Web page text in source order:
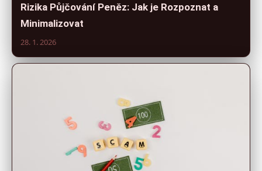
Rizika Půjčování Peněz: Jak je Rozpoznat a
Minimalizovat
28. 1. 2026